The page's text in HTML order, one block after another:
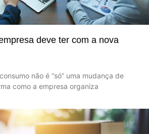
deve ter com a nova
não é “só” uma mudança de
como a empresa organiza